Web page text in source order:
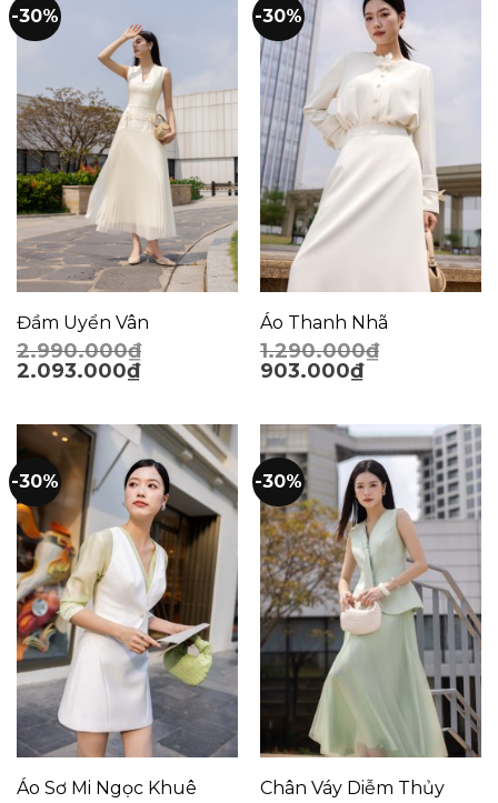
-30%
Đầm Uyển Vân
2.990.000₫
2.093.000₫
-30%
Áo Thanh Nhã
1.290.000₫
903.000₫
-30%
Áo Sơ Mi Ngọc Khuê
-30%
Chân Váy Diễm Thủy